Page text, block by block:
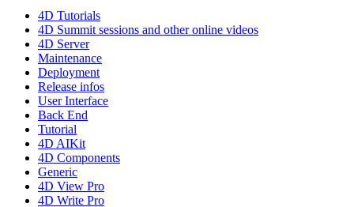
4D Tutorials
4D Summit sessions and other online videos
4D Server
Maintenance
Deployment
Release infos
User Interface
Back End
Tutorial
4D AIKit
4D Components
Generic
4D View Pro
4D Write Pro